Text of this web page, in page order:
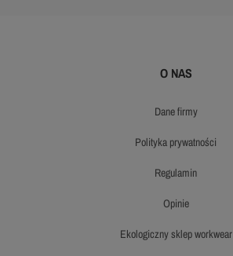
O NAS
dane firmy
polityka prywatności
regulamin
opinie
ekologiczny sklep workwear